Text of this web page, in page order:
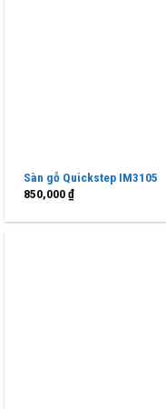
Sàn gỗ Quickstep IM3105
850,000₫